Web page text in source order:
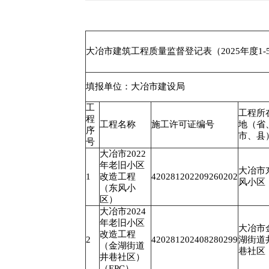
大冶市建筑工程质量监督登记表（2025年度1-
填报单位：大冶市建设局
工
程
序
号
工程名称 施工许可证编号
工程所
地（省
市、县
1
大冶市2022
年老旧小区
改造工程
（东风小
区）
420281202209260202
大冶市
风小区
2
大冶市2024
年老旧小区
改造工程
（金湖街道
井巷社区）
420281202408280299
大冶市
湖街道
巷社区